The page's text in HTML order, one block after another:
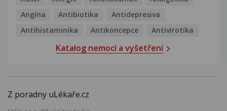
Angína
Antibiotika
Antidepresiva
Antihistaminika
Antikoncepce Antivirotika
Katalog nemocí a vyšetření
Z poradny uLékaře.cz